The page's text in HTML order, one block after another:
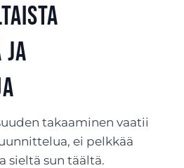
ja
takaaminen vaatii
ei pelkkää
sieltä sun täältä.